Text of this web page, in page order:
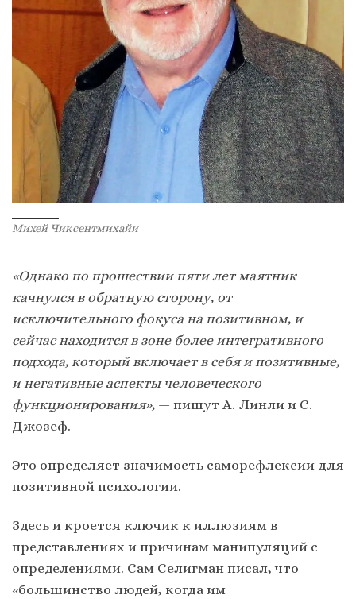
Михей Чиксентмихайи
«Однако по прошествии пяти лет маятник
качнулся в обратную сторону, от
исключительного фокуса на позитивном, и
сейчас находится в зоне более интегративного
подхода, который включает в себя и позитивные,
и негативные аспекты человеческого
функционирования», — пишут А. Линли и С.
Джозеф.
Это определяет значимость саморефлексии для
позитивной психологии.
Здесь и кроется ключик к иллюзиям в
представлениях и причинам манипуляций с
определениями. Сам Селигман писал, что
«большинство людей, когда им